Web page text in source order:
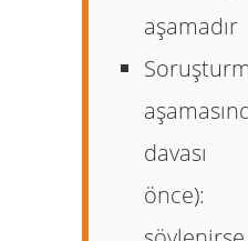
aşamadır
davası
önce):